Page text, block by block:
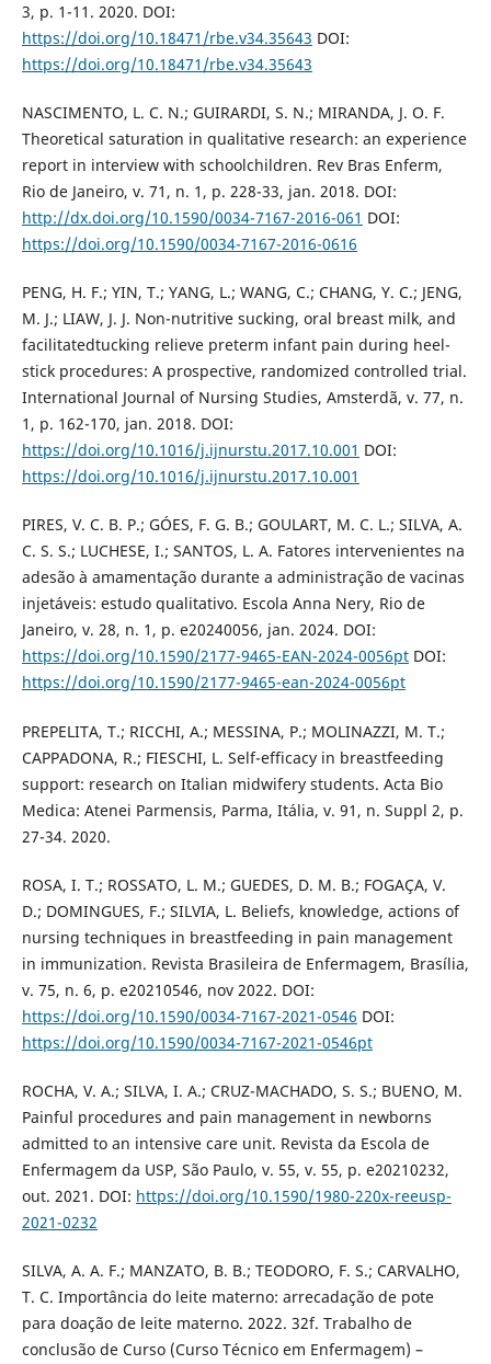
3, p. 1-11. 2020. DOI:
https://doi.org/10.18471/rbe.v34.35643 DOI:
https://doi.org/10.18471/rbe.v34.35643
NASCIMENTO, L. C. N.; GUIRARDI, S. N.; MIRANDA, J. O. F.
Theoretical saturation in qualitative research: an experience
report in interview with schoolchildren. Rev Bras Enferm,
Rio de Janeiro, v. 71, n. 1, p. 228-33, jan. 2018. DOI:
http://dx.doi.org/10.1590/0034-7167-2016-061 DOI:
https://doi.org/10.1590/0034-7167-2016-0616
PENG, H. F.; YIN, T.; YANG, L.; WANG, C.; CHANG, Y. C.; JENG,
M. J.; LIAW, J. J. Non-nutritive sucking, oral breast milk, and
facilitatedtucking relieve preterm infant pain during heel-
stick procedures: A prospective, randomized controlled trial.
International Journal of Nursing Studies, Amsterdã, v. 77, n.
1, p. 162-170, jan. 2018. DOI:
https://doi.org/10.1016/j.ijnurstu.2017.10.001 DOI:
https://doi.org/10.1016/j.ijnurstu.2017.10.001
PIRES, V. C. B. P.; GÓES, F. G. B.; GOULART, M. C. L.; SILVA, A.
C. S. S.; LUCHESE, I.; SANTOS, L. A. Fatores intervenientes na
adesão à amamentação durante a administração de vacinas
injetáveis: estudo qualitativo. Escola Anna Nery, Rio de
Janeiro, v. 28, n. 1, p. e20240056, jan. 2024. DOI:
https://doi.org/10.1590/2177-9465-EAN-2024-0056ptDOI:
https://doi.org/10.1590/2177-9465-ean-2024-0056pt
PREPELITA, T.; RICCHI, A.; MESSINA, P.; MOLINAZZI, M. T.;
CAPPADONA, R.; FIESCHI, L. Self-efficacy in breastfeeding
support: research on Italian midwifery students. Acta Bio
Medica: Atenei Parmensis, Parma, Itália, v. 91, n. Suppl 2, p.
27-34. 2020.
ROSA, I. T.; ROSSATO, L. M.; GUEDES, D. M. B.; FOGAÇA, V.
D.; DOMINGUES, F.; SILVIA, L. Beliefs, knowledge, actions of
nursing techniques in breastfeeding in pain management
in immunization. Revista Brasileira de Enfermagem, Brasília,
v. 75, n. 6, p. e20210546, nov 2022. DOI:
https://doi.org/10.1590/0034-7167-2021-0546 DOI:
https://doi.org/10.1590/0034-7167-2021-0546pt
ROCHA, V. A.; SILVA, I. A.; CRUZ-MACHADO, S. S.; BUENO, M.
Painful procedures and pain management in newborns
admitted to an intensive care unit. Revista da Escola de
Enfermagem da USP, São Paulo, v. 55, v. 55, p. e20210232,
out. 2021. DOI: https://doi.org/10.1590/1980-220x-reeusp-
2021-0232
SILVA, A. A. F.; MANZATO, B. B.; TEODORO, F. S.; CARVALHO,
T. C. Importância do leite materno: arrecadação de pote
para doação de leite materno. 2022. 32f. Trabalho de
conclusão de Curso (Curso Técnico em Enfermagem) –